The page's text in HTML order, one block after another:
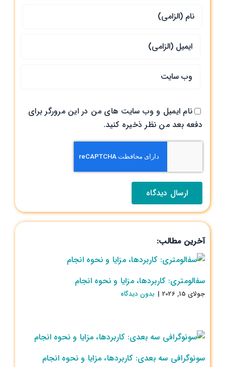
نام ایمیل و وب سایت های من در این مرورگر برای
دفعه بعد من نظر ذخیره کنید.
آخرین مطالب:
سفالومتری: کاربردها، مزایا و نحوه انجام
جولای 15, 2026 | بدون ديدگاه
سونوگرافی سه بعدی: کاربردها، مزایا و نحوه انجام